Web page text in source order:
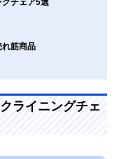
れ筋商品
ライニングチェ